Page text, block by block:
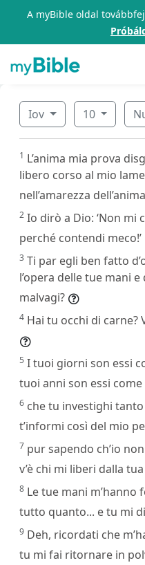
A myBible oldal
Iov 10
1 L’anima mia prova
libero corso al mio
nell’amarezza
2 Io dirò a Dio: ‘Non mi
perché contendi meco!’
3 Ti par egli ben fatto
l’opera delle tue mani
malvagi?
4 Hai tu occhi di carne?
5 I tuoi giorni son essi
tuoi anni son essi
6 che tu investighi
t’informi così del mio
7 pur sapendo ch’io
v’è chi mi liberi dalla
8 Le tue mani m’hanno
tutto quanto... e tu mi
9 Deh, ricordati che
tu mi fai ritornare in